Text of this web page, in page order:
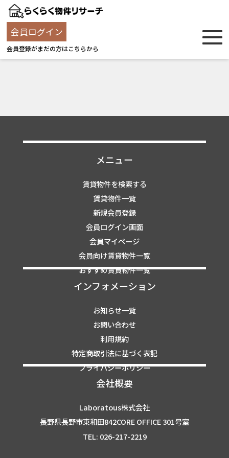
会員ログイン
会員登録がまだの方はこちらから
メニュー
賃貸物件を検索する
賃貸物件一覧
新規会員登録
会員ログイン画面
会員マイページ
会員向け賃貸物件一覧
おすすめ賃貸物件一覧
インフォメーション
お知らせ一覧
お問い合わせ
利用規約
特定商取引法に基づく表記
プライバシーポリシー
会社概要
Laboratous株式会社
長野県長野市東和田842CORE OFFICE 301号室
TEL: 026-217-2219